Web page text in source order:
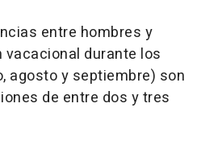
entre hombres y
durante los
agosto y septiembre) son
de entre dos y tres